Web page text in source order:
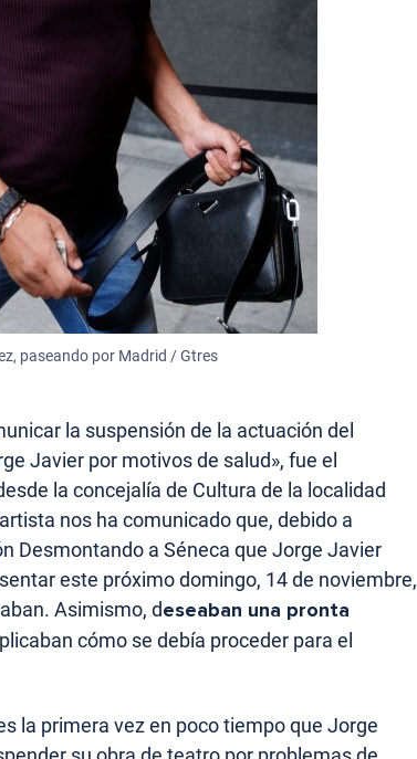
paseando por Madrid / Gtres
la suspensión de la actuación del
Javier por motivos de salud», fue el
la concejalía de Cultura de la localidad
nos ha comunicado que, debido a
Desmontando a Séneca que Jorge Javier
este próximo domingo, 14 de noviembre,
Asimismo, deseaban una pronta
cómo se debía proceder para el
la primera vez en poco tiempo que Jorge